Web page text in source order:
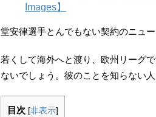
Images】
堂安律選手とんでもない契約のニュ
若くして海外へと渡り、欧州リーグ
ないでしょう。彼のことを知らない
目次 [非表示]